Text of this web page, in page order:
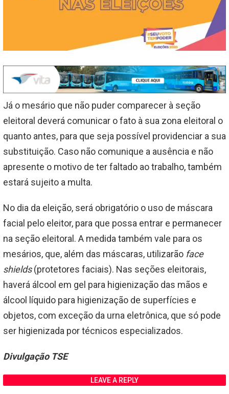
Já o mesário que não puder comparecer à seção
eleitoral deverá comunicar o fato à sua zona eleitoral o
quanto antes, para que seja possível providenciar a sua
substituição. Caso não comunique a ausência e não
apresente o motivo de ter faltado ao trabalho, também
estará sujeito a multa.
No dia da eleição, será obrigatório o uso de máscara
facial pelo eleitor, para que possa entrar e permanecer
na seção eleitoral. A medida também vale para os
mesários, que, além das máscaras, utilizarão face
shields(protetores faciais). Nas seções eleitorais,
haverá álcool em gel para higienização das mãos e
álcool líquido para higienização de superfícies e
objetos, com exceção da urna eletrônica, que só pode
ser higienizada por técnicos especializados.
Divulgação TSE
LEAVE A REPLY